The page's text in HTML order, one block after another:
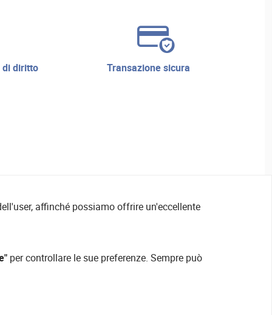
transazione sicura
affinché possiamo offrire un'eccellente
per controllare le sue preferenze. Sempre può